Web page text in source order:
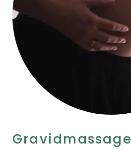
Gravidmassage